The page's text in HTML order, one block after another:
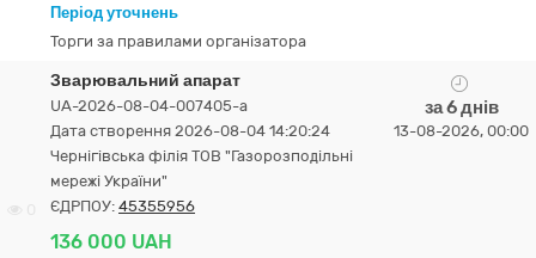
Період уточнень
Торги за правилами організатора
Зварювальний апарат
UA-2026-08-04-007405-a
Дата створення 2026-08-04 14:20:24
Чернігівська філія ТОВ "Газорозподільні
мережі України"
ЄДРПОУ: 45355956
136 000 UAH
за 6 днів
13-08-2026, 00:00